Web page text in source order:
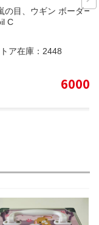
の目、ウギン ボーダー
C
ア在庫： 2448
6000